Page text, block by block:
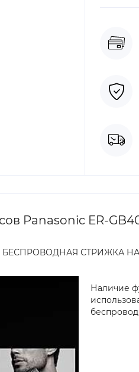
Panasonic ER-
СТРИЖКА
Наличие